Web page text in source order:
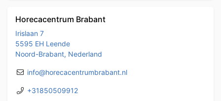
Horecacentrum Brabant
Irislaan 7
5595 EH Leende
Noord-Brabant, Nederland
info@horecacentrumbrabant.nl
+31850509912